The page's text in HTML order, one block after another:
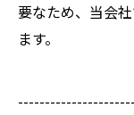
要なため、当会
ます。